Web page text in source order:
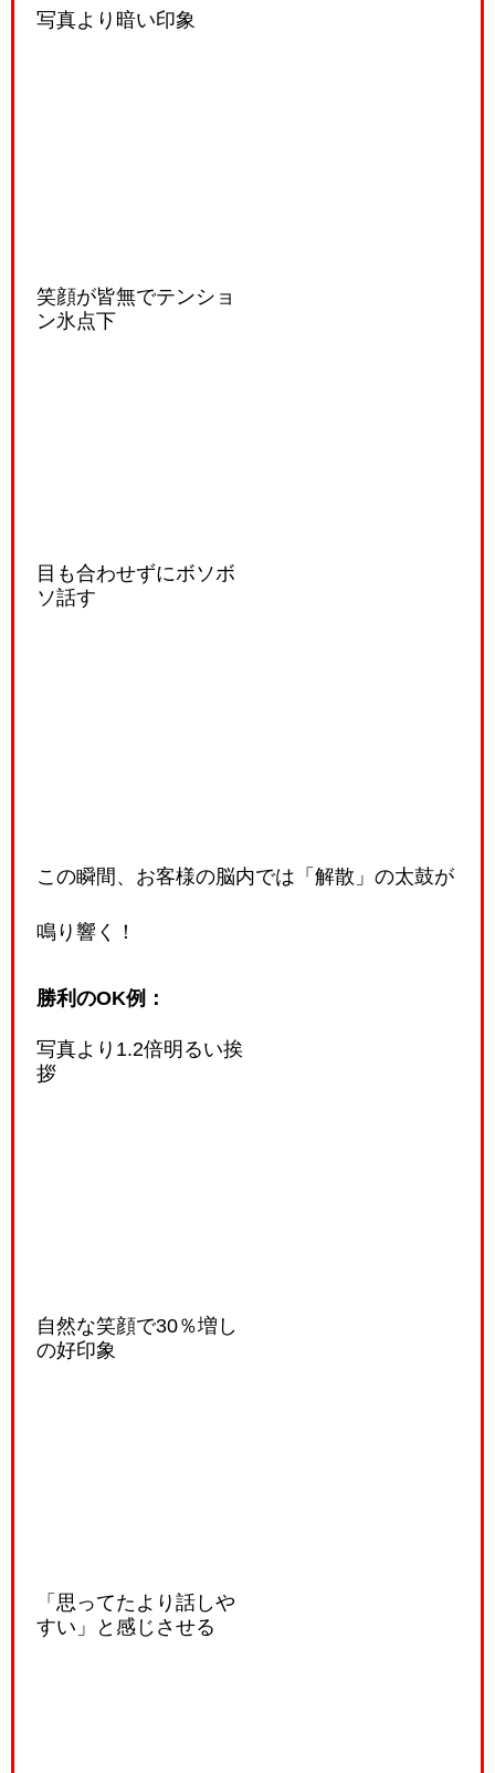
写真より暗い印象
笑顔が皆無でテンショ
ン氷点下
目も合わせずにボソボ
ソ話す
この瞬間、お客様の脳内では「解散」の太鼓が
鳴り響く！
勝利のOK例：
写真より1.2倍明るい挨
拶
自然な笑顔で30％増し
の好印象
「思ってたより話しや
すい」と感じさせる